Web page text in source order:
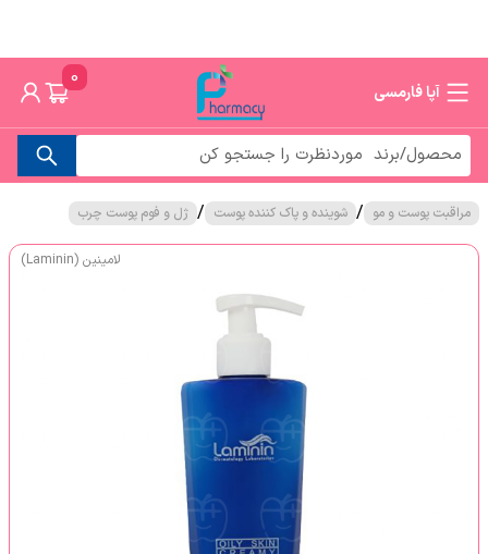
آپا فارمسی
0
مراقبت پوست و مو / شوینده و پاک کننده پوست / ژل و فوم پوست چرب
لامینین (Laminin)